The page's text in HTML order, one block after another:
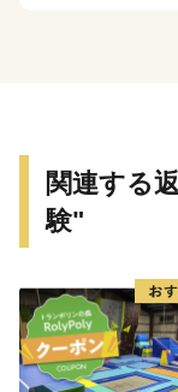
関連する
験"